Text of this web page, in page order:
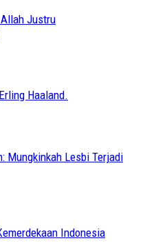
Justru
Haaland.
Mungkinkah Lesbi Terjadi
Indonesia